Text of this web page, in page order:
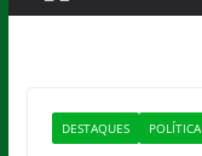
DESTAQUES POLÍTICA